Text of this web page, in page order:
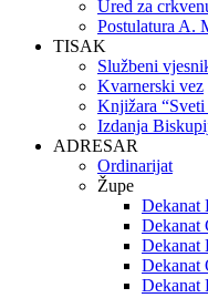
Ured za
Postulatura A.
TISAK
Službeni
Kvarnerski vez
Knjižara
Izdanja
ADRESAR
Ordinarijat
Župe
Dekanat
Dekanat
Dekanat
Dekanat